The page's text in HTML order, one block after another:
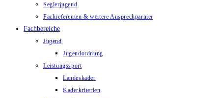
Seglerjugend
Fachreferenten & weitere Ansprechpartner
Fachbereiche
Jugend
Jugendordnung
Leistungssport
Landeskader
Kaderkriterien